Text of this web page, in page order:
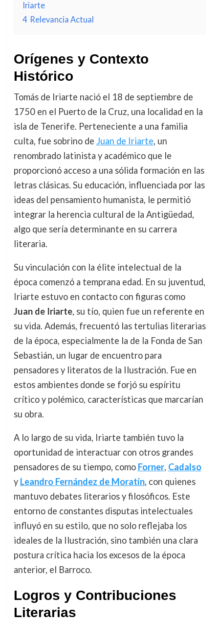
Iriarte
4 Relevancia Actual
Orígenes y Contexto
Histórico
Tomás de Iriarte nació el 18 de septiembre de
1750 en el Puerto de la Cruz, una localidad en la
isla de Tenerife. Perteneciente a una familia
culta, fue sobrino de Juan de Iriarte, un
renombrado latinista y académico que le
proporcionó acceso a una sólida formación en las
letras clásicas. Su educación, influenciada por las
ideas del pensamiento humanista, le permitió
integrar la herencia cultural de la Antigüedad,
algo que sería determinante en su carrera
literaria.
Su vinculación con la élite intelectual de la
época comenzó a temprana edad. En su juventud,
Iriarte estuvo en contacto con figuras como
Juan de Iriarte, su tío, quien fue un referente en
su vida. Además, frecuentó las tertulias literarias
de la época, especialmente la de la Fonda de San
Sebastián, un lugar de encuentro para
pensadores y literatos de la Ilustración. Fue en
estos ambientes donde se forjó su espíritu
crítico y polémico, características que marcarían
su obra.
A lo largo de su vida, Iriarte también tuvo la
oportunidad de interactuar con otros grandes
pensadores de su tiempo, como Forner, Cadalso
y Leandro Fernández de Moratín, con quienes
mantuvo debates literarios y filosóficos. Este
entorno de constantes disputas intelectuales
influyó en su estilo, que no solo reflejaba los
ideales de la Ilustración, sino también una clara
postura crítica hacia los excesos de la época
anterior, el Barroco.
Logros y Contribuciones
Literarias